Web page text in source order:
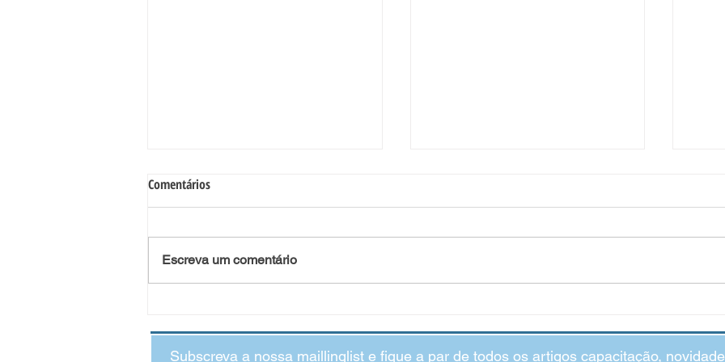
no Desenvolvimento Infantil:
quando as crianças veem o que
impacto das crenças limitadoras
Comentários
Escreva um comentário
Subscreva a nossa maillinglist e fique a par de todos os artigos capacitação,